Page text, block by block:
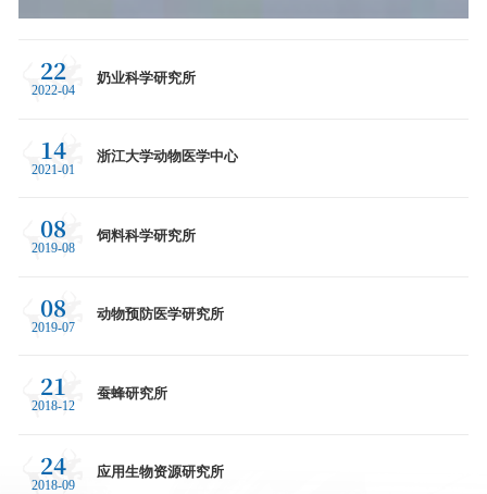
22
2022-04
奶业科学研究所
14
2021-01
浙江大学动物医学中心
08
2019-08
饲料科学研究所
08
2019-07
动物预防医学研究所
21
2018-12
蚕蜂研究所
24
2018-09
应用生物资源研究所